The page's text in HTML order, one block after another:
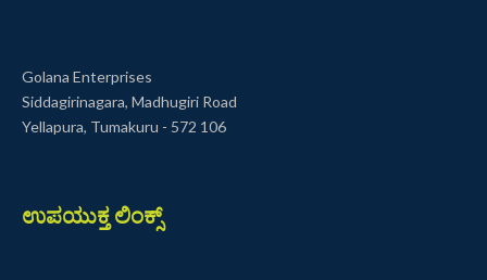
Golana Enterprises
Siddagirinagara, Madhugiri Road
Yellapura, Tumakuru - 572 106
ಉಪಯುಕ್ತ ಲಿಂಕ್ಸ್